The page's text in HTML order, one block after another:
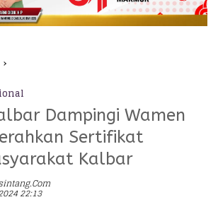
Dampingi Wamen
Sertifikat
Kalbar
22:13